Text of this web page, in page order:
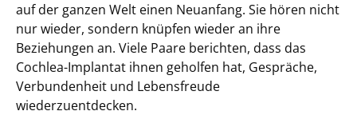
auf der ganzen Welt einen Neuanfang. Sie hören nicht
nur wieder, sondern knüpfen wieder an ihre
Beziehungen an. Viele Paare berichten, dass das
Cochlea-Implantat ihnen geholfen hat, Gespräche,
Verbundenheit und Lebensfreude
wiederzuentdecken.